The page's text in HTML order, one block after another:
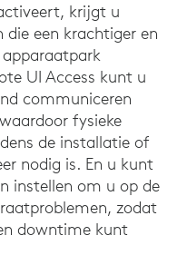
krijgt u
een krachtiger en
UI Access kunt u
communiceren
fysieke
de installatie of
nodig is. En u kunt
instellen om u op de
zodat
downtime kunt